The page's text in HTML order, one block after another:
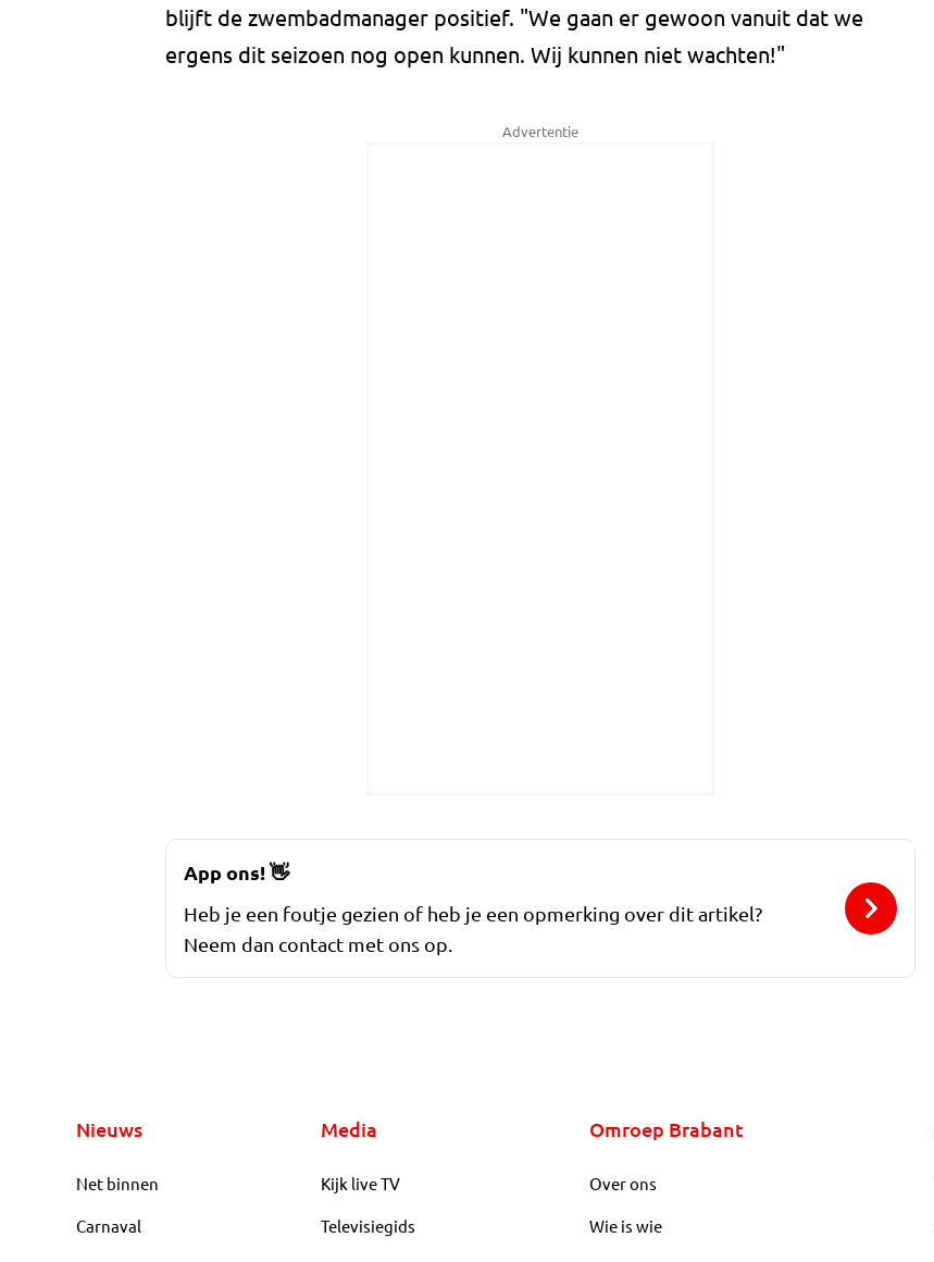
blijft de zwembadmanager positief. "We gaan er gewoon vanuit dat we
ergens dit seizoen nog open kunnen. Wij kunnen niet wachten!"
Advertentie
App ons!👋
Heb je een foutje gezien of heb je een opmerking over dit artikel?
Neem dan contact met ons op.
Nieuws
Net binnen
Carnaval
Media
Kijk live TV
Televisiegids
Omroep Brabant
Over ons
Wie is wie